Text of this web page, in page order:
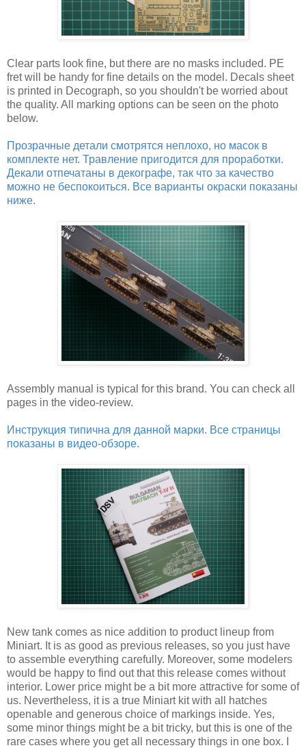
Clear parts look fine, but there are no masks included. PE
fret will be handy for fine details on the model. Decals sheet
is printed in Decograph, so you shouldn't be worried about
the quality. All marking options can be seen on the photo
below.
Прозрачные детали смотрятся неплохо, но масок в
комплекте нет. Травление пригодится для проработки.
Декали отпечатаны в декографе, так что за качество
можно не беспокоиться. Все варианты окраски показаны
ниже.
Assembly manual is typical for this brand. You can check all
pages in the video-review.
Инструкция типична для данной марки. Все страницы
показаны в видео-обзоре.
New tank comes as nice addition to product lineup from
Miniart. It is as good as previous releases, so you just have
to assemble everything carefully. Moreover, some modelers
would be happy to find out that this release comes without
interior. Lower price might be a bit more attractive for some of
us. Nevertheless, it is a true Miniart kit with all hatches
openable and generous choice of markings inside. Yes,
some minor things might be a bit tricky, but this is one of the
rare cases where you get all necessary things in one box. I